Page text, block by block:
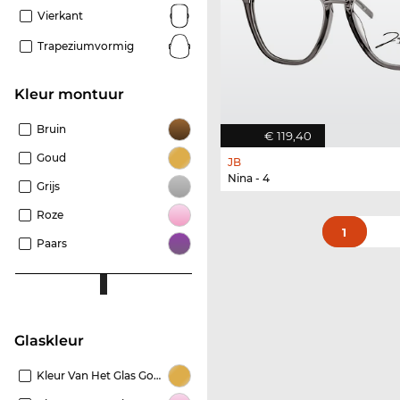
Vierkant
Trapeziumvormig
Kleur montuur
Bruin
Goud
Grijs
Roze
Paars
Glaskleur
Kleur Van Het Glas Goud
€ 119,40
JB
Nina - 4
1